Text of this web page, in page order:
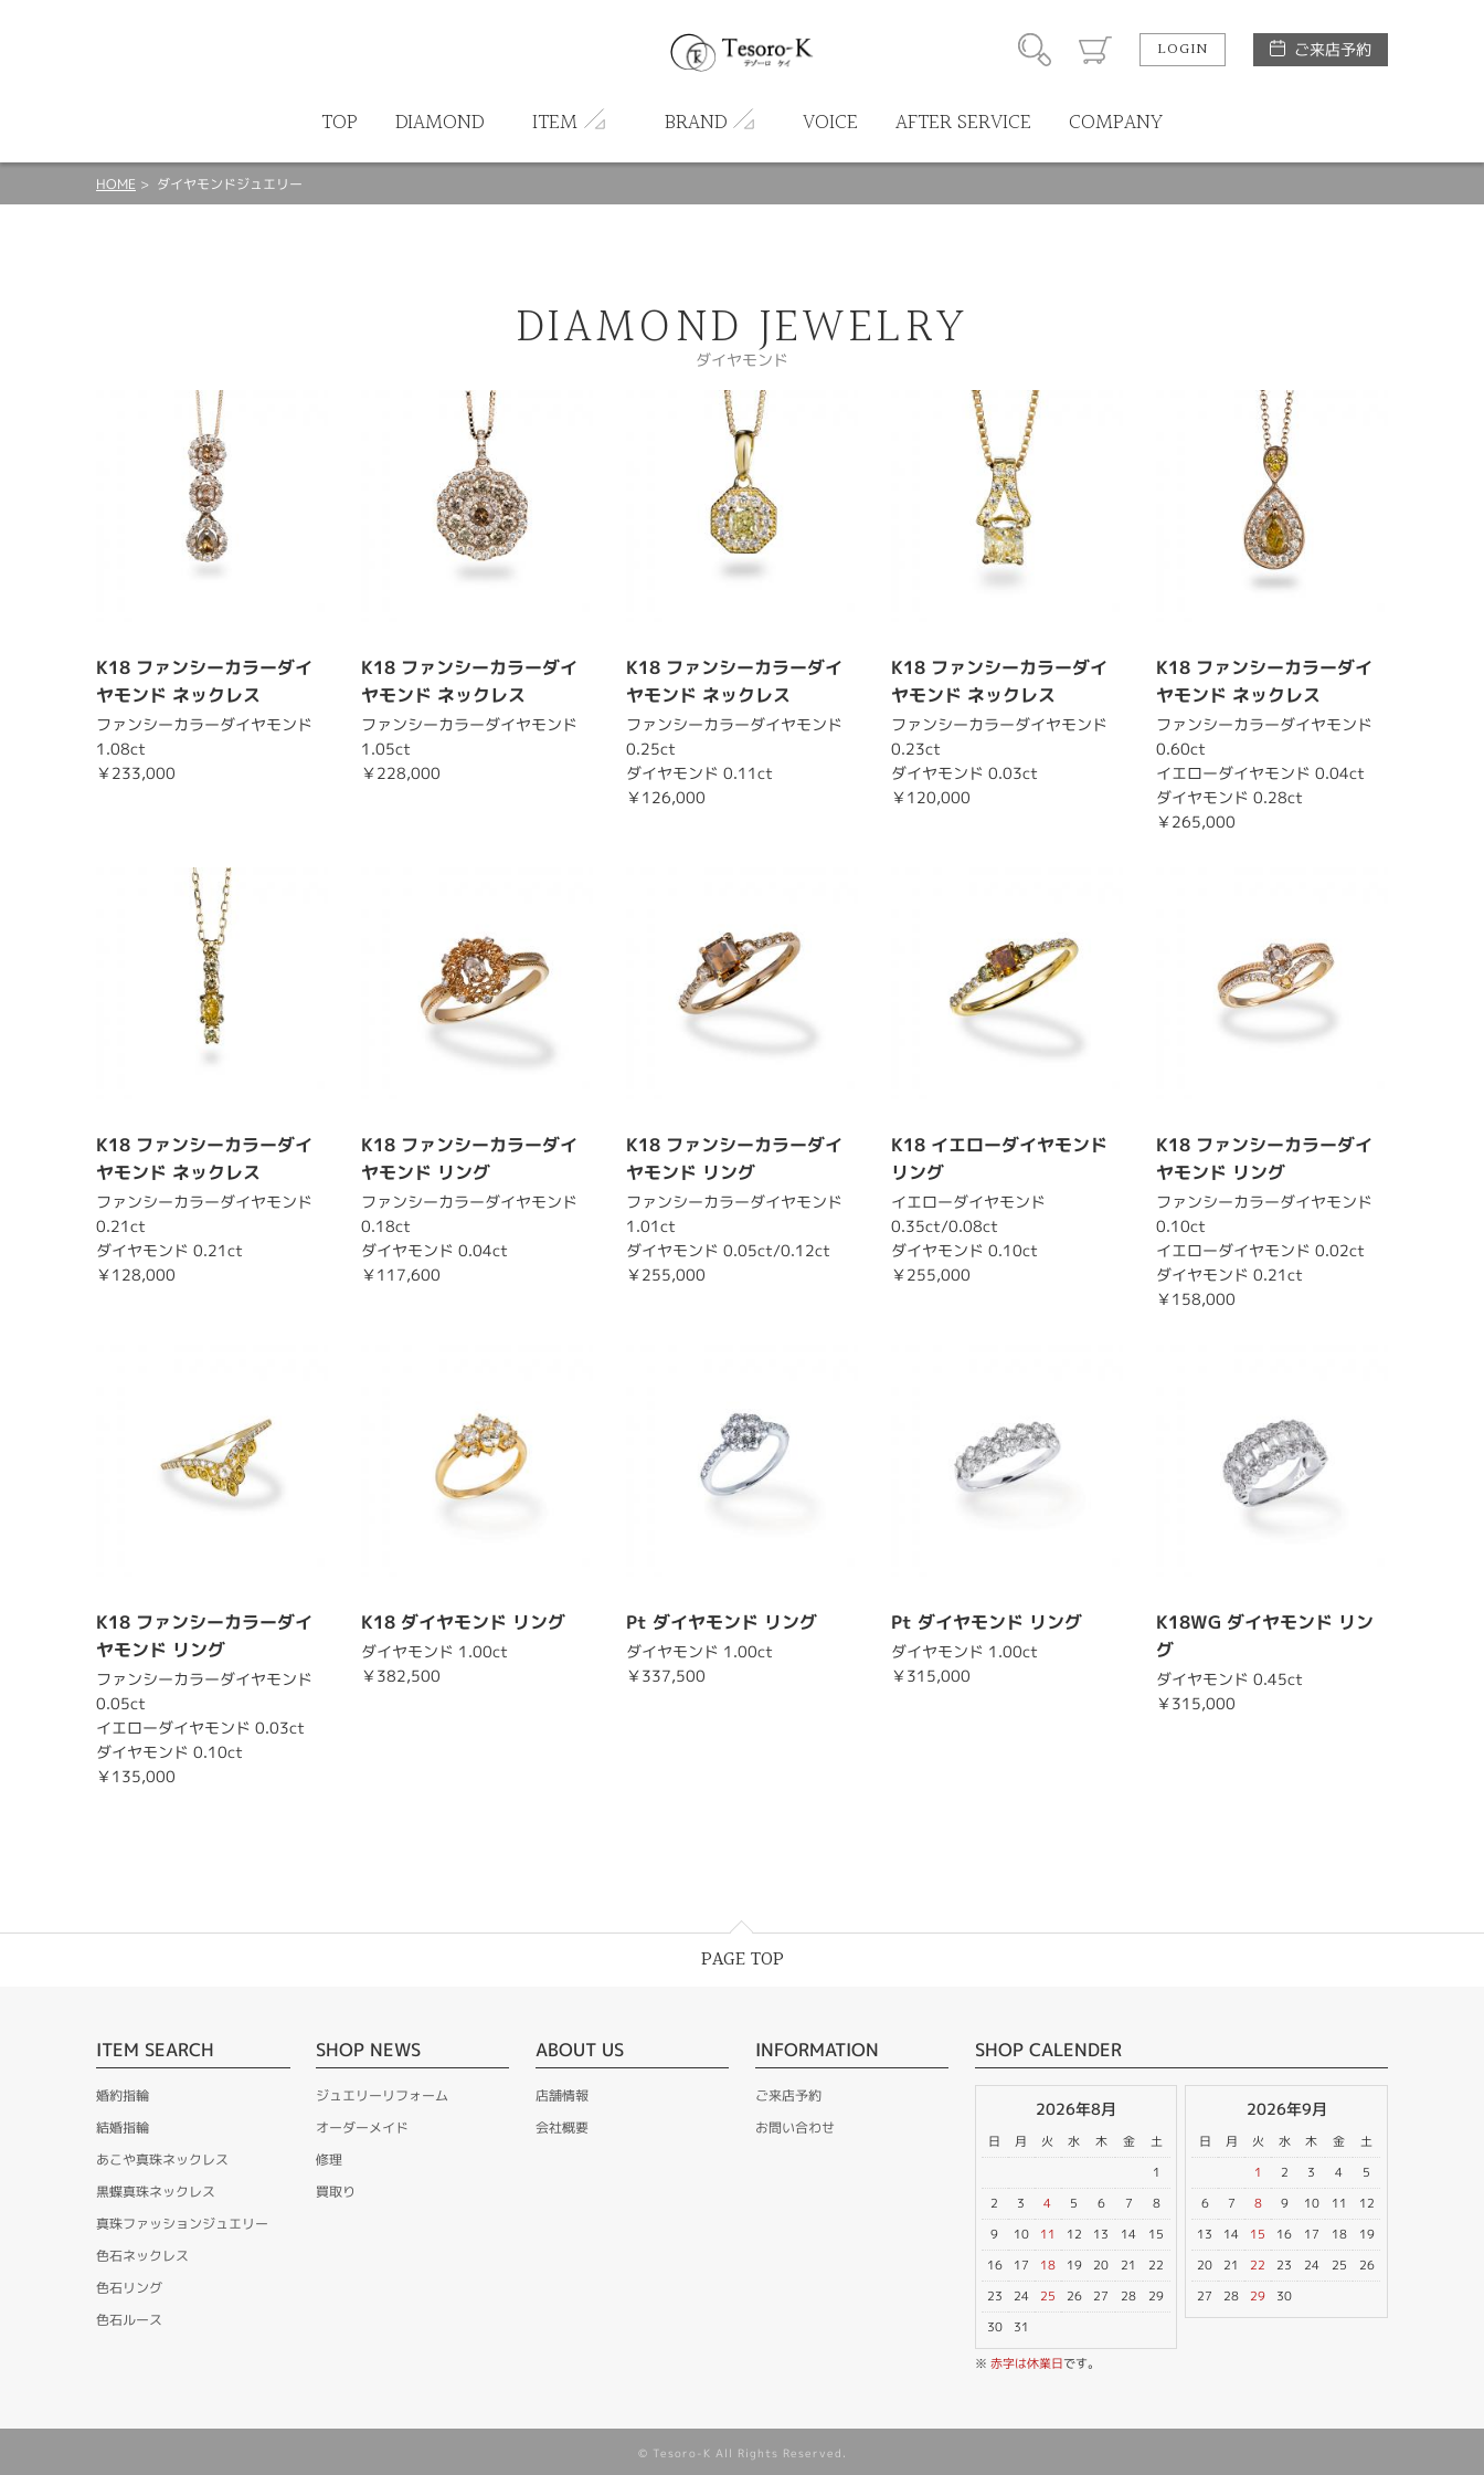
LOGIN ご来店予約
TOP DIAMOND ITEM BRAND VOICE AFTER SERVICE COMPANY
HOME ダイヤモンドジュエリー
DIAMOND JEWELRY
ダイヤモンド
K18 ファンシーカラーダイ
ヤモンド ネックレス
ファンシーカラーダイヤモンド
1.08ct
￥233,000
K18 ファンシーカラーダイ
ヤモンド ネックレス
ファンシーカラーダイヤモンド
1.05ct
￥228,000
K18 ファンシーカラーダイ
ヤモンド ネックレス
ファンシーカラーダイヤモンド
0.25ct
ダイヤモンド 0.11ct
￥126,000
K18 ファンシーカラーダイ
ヤモンド ネックレス
ファンシーカラーダイヤモンド
0.23ct
ダイヤモンド 0.03ct
￥120,000
K18 ファンシーカラーダイ
ヤモンド ネックレス
ファンシーカラーダイヤモンド
0.60ct
イエローダイヤモンド 0.04ct
ダイヤモンド 0.28ct
￥265,000
K18 ファンシーカラーダイ
ヤモンド ネックレス
ファンシーカラーダイヤモンド
0.21ct
ダイヤモンド 0.21ct
￥128,000
K18 ファンシーカラーダイ
ヤモンド リング
ファンシーカラーダイヤモンド
0.18ct
ダイヤモンド 0.04ct
￥117,600
K18 ファンシーカラーダイ
ヤモンド リング
ファンシーカラーダイヤモンド
1.01ct
ダイヤモンド 0.05ct/0.12ct
￥255,000
K18 イエローダイヤモンド
リング
イエローダイヤモンド
0.35ct/0.08ct
ダイヤモンド 0.10ct
￥255,000
K18 ファンシーカラーダイ
ヤモンド リング
ファンシーカラーダイヤモンド
0.10ct
イエローダイヤモンド 0.02ct
ダイヤモンド 0.21ct
￥158,000
K18 ファンシーカラーダイ
ヤモンド リング
ファンシーカラーダイヤモンド
0.05ct
イエローダイヤモンド 0.03ct
ダイヤモンド 0.10ct
￥135,000
K18 ダイヤモンド リング
ダイヤモンド 1.00ct
￥382,500
Pt ダイヤモンド リング
ダイヤモンド 1.00ct
￥337,500
Pt ダイヤモンド リング
ダイヤモンド 1.00ct
￥315,000
K18WG ダイヤモンド リン
グ
ダイヤモンド 0.45ct
￥315,000
PAGE TOP
ITEM SEARCH
婚約指輪
結婚指輪
あこや真珠ネックレス
黒蝶真珠ネックレス
真珠ファッションジュエリー
色石ネックレス
色石リング
色石ルース
SHOP NEWS
ジュエリーリフォーム
オーダーメイド
修理
買取り
ABOUT US
店舗情報
会社概要
INFORMATION
ご来店予約
お問い合わせ
SHOP CALENDER
2026年8月
日 月 火 水 木 金
土
1
2
3 4 5 6 7
8
9
10 11 12 13 14
15
16
17 18 19 20 21
22
23
24 25 26 27 28
29
30
31
2026年9月
日 月 火 水 木 金
土
1
2 3 4
5
6
7 8 9 10 11
12
13
14 15 16 17 18
19
20
21 22 23 24 25
26
27
28 29 30
※ 赤字は休業日です。
© Tesoro-K All Rights Reserved.